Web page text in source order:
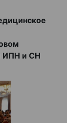
ИПН и СН